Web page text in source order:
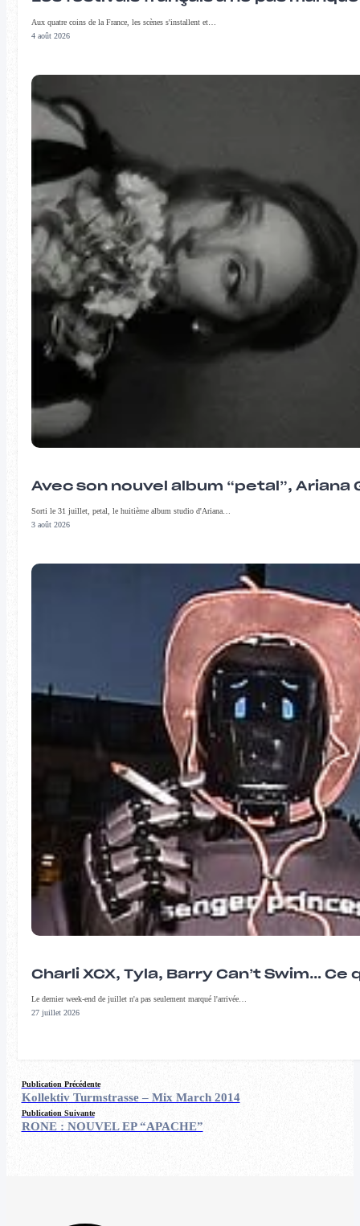
Aux quatre coins de la France, les scènes s'installent et…
4 août 2026
Avec son nouvel album “petal”,
Sorti le 31 juillet, petal, le huitième album studio d'Ariana…
3 août 2026
Charli XCX, Tyla, Barry Can’t Swim…
Le dernier week-end de juillet n'a pas seulement marqué l'arrivée…
27 juillet 2026
Publication Précédente
Kollektiv Turmstrasse – Mix March 2014
Publication Suivante
RONE : NOUVEL EP “APACHE”